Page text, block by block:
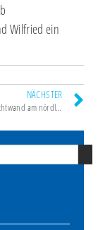
Wilfried ein
NÄCHSTER
Reparatur der Flechtwand am nördlichen Ende des Biotops